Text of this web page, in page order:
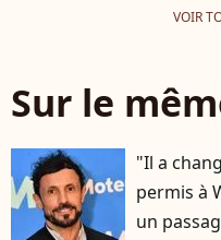
VOIR
Sur le
"Il a
permis à
un